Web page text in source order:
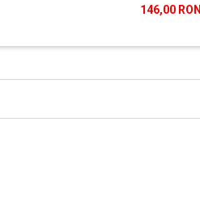
146,00 RON